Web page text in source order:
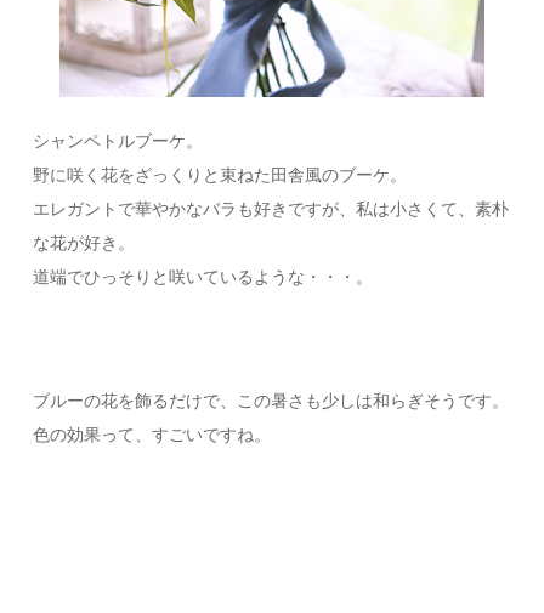
シャンペトルブーケ。
野に咲く花をざっくりと束ねた田舎風のブーケ。
エレガントで華やかなバラも好きですが、私は小さくて、素朴
な花が好き。
道端でひっそりと咲いているような・・・。
ブルーの花を飾るだけで、この暑さも少しは和らぎそうです。
色の効果って、すごいですね。